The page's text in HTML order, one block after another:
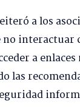
a los
interactuar
a
las